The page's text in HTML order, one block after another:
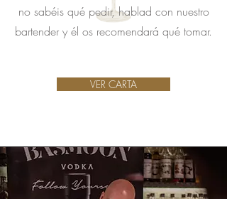
no sabéis qué pedir, hablad con nuestro
bartender y él os recomendará qué tomar.
VER CARTA